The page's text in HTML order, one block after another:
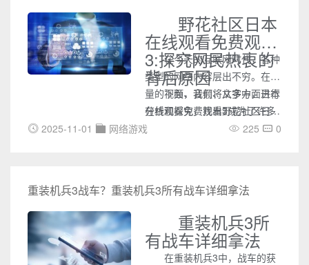
野花社区日本
在线观看免费观看
3:探究网民热衷的
背后原因
在今天的互联网时代，各种
类型的网络内容层出不穷。在海
量的视频、音频、文字中，日本
在线观看免费观看3成为了许多
互联网用户最常访问的一个板
爱？
下面，我们将从多方面进行
分析和探究，找出野花社区日本
在线观看免费观看3背后的原
225 0
2025-11-01 网络游戏
重装机兵3战车？重装机兵3所有战车详细拿法
重装机兵3所
有战车详细拿法
在重装机兵3中，战车的获